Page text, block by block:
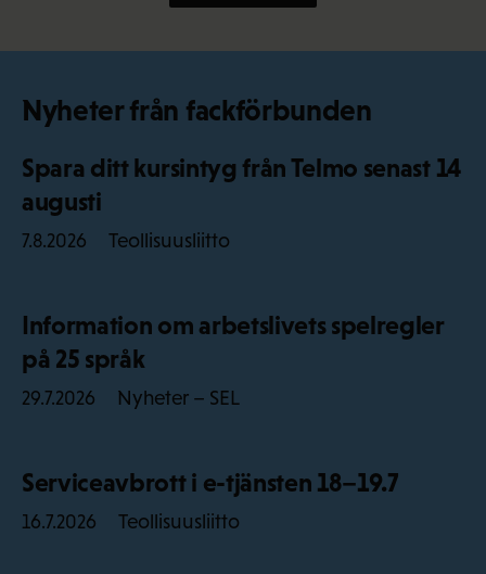
Nyheter från fackförbunden
Spara ditt kursintyg från Telmo senast 14
augusti
7.8.2026 Teollisuusliitto
Information om arbetslivets spelregler
på 25 språk
29.7.2026 Nyheter – SEL
Serviceavbrott i e-tjänsten 18–19.7
16.7.2026 Teollisuusliitto